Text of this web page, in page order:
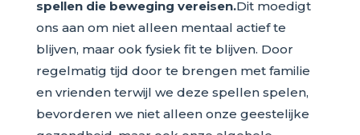
spellen die beweging vereisen.Dit moedigt
ons aan om niet alleen mentaal actief te
blijven, maar ook fysiek fit te blijven. Door
regelmatig tijd door te brengen met familie
en vrienden terwijl we deze spellen spelen,
bevorderen we niet alleen onze geestelijke